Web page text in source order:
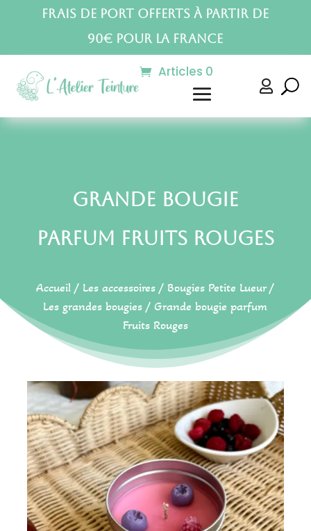
Frais de port offerts à partir de
90€ pour la France
Articles 0

Grande bougie
parfum Fruits Rouges
Accueil / Les accessoires / Bougies Petite Lueur/
Les grandes bougies / Grande bougie parfum
Fruits Rouges